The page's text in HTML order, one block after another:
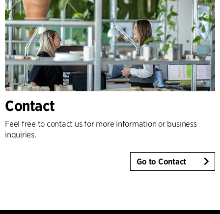
Contact
Feel free to contact us for more information or business
inquiries.
Go to Contact